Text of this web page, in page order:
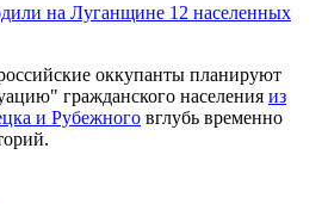
на Луганщине 12 населенных
оккупанты планируют
гражданского населения из
и Рубежного вглубь временно